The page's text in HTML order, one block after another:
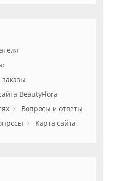
заказы
BeautyFlora
Вопросы и ответы
Карта сайта